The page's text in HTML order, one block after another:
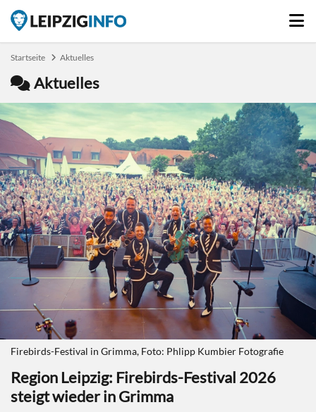
Startseite Aktuelles
Aktuelles
Firebirds-Festival in Grimma, Foto: Phlipp Kumbier Fotografie
Region Leipzig: Firebirds-Festival 2026
steigt wieder in Grimma